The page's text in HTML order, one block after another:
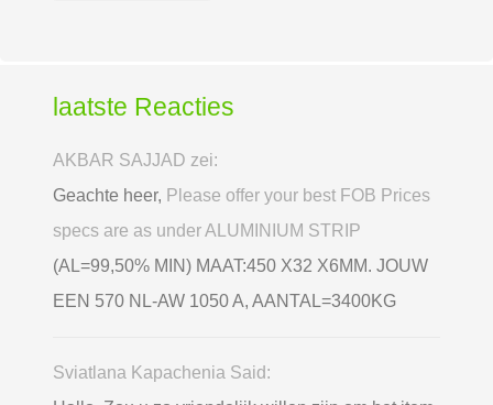
laatste Reacties
AKBAR SAJJAD zei:
Geachte heer, Please offer your best FOB Prices
specs are as under ALUMINIUM STRIP
(AL=99,50% MIN) MAAT:450 X32 X6MM. JOUW
EEN 570 NL-AW 1050 A, AANTAL=3400KG
Sviatlana Kapachenia Said: